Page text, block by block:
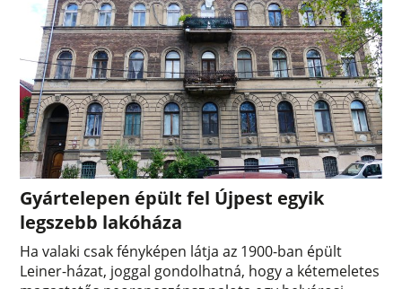
Gyártelepen épült fel Újpest egyik
legszebb lakóháza
Ha valaki csak fényképen látja az 1900-ban épült
Leiner-házat, joggal gondolhatná, hogy a kétemeletes